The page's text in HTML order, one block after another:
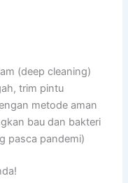
(deep cleaning)
trim pintu
metode aman
bau dan bakteri
pasca pandemi)